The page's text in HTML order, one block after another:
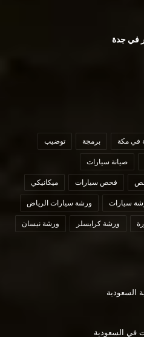
في جدة
في مكة برمجة توضيب
صيانة سيارات
فحص سيارات ميكانيكي
سيارات ورشة سيارات الرياض
ورشة كرايسلر ورشة نيسان
السعودية
في السعودية